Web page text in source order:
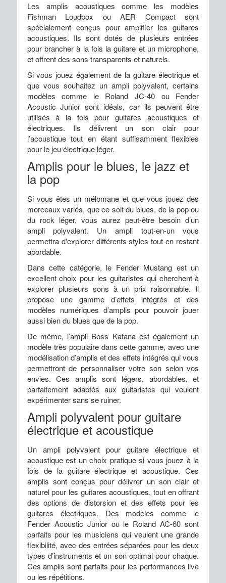
Les amplis acoustiques comme les modèles
Fishman Loudbox ou AER Compact sont
spécialement conçus pour amplifier les guitares
acoustiques. Ils sont dotés de plusieurs entrées
pour brancher à la fois la guitare et un microphone,
et offrent des sons transparents et naturels.
Si vous jouez également de la guitare électrique et
que vous souhaitez un ampli polyvalent, certains
modèles comme le Roland JC-40 ou Fender
Acoustic Junior sont idéals, car ils peuvent être
utilisés à la fois pour guitares acoustiques et
électriques. Ils délivrent un son clair pour
l’acoustique tout en étant suffisamment flexibles
pour le jeu électrique léger.
Amplis pour le blues, le jazz et
la pop
Si vous êtes un mélomane et que vous jouez des
morceaux variés, que ce soit du blues, de la pop ou
du rock léger, vous aurez peut-être besoin d’un
ampli polyvalent. Un ampli tout-en-un vous
permettra d'explorer différents styles tout en restant
abordable.
Dans cette catégorie, le Fender Mustang est un
excellent choix pour les guitaristes qui cherchent à
explorer plusieurs sons à un prix raisonnable. Il
propose une gamme d’effets intégrés et des
modèles numériques d’amplis pour pouvoir jouer
aussi bien du blues que de la pop.
De même, l’ampli Boss Katana est également un
modèle très populaire dans cette gamme, avec une
modélisation d’amplis et des effets intégrés qui vous
permettront de personnaliser votre son selon vos
envies. Ces amplis sont légers, abordables, et
parfaitement adaptés aux guitaristes qui veulent
expérimenter sans se ruiner.
Ampli polyvalent pour guitare
électrique et acoustique
Un ampli polyvalent pour guitare électrique et
acoustique est un choix pratique si vous jouez à la
fois de la guitare électrique et acoustique. Ces
amplis sont conçus pour délivrer un son clair et
naturel pour les guitares acoustiques, tout en offrant
des options de distorsion et des effets pour les
guitares électriques. Des modèles comme le
Fender Acoustic Junior ou le Roland AC-60 sont
parfaits pour les musiciens qui veulent une grande
flexibilité, avec des entrées séparées pour les deux
types d’instruments et un son optimal pour chaque.
Ces amplis sont parfaits pour les performances live
ou les répétitions.